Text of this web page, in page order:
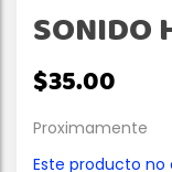
SONIDO
$35.00
Proximamente
Este producto no